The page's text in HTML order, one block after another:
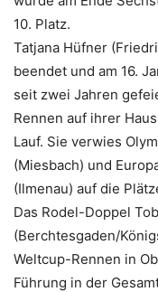
10. Platz.
Tatjana Hüfner
beendet und am 16.
seit zwei Jahren
Rennen auf ihrer
Lauf. Sie verwies
(Miesbach) und
(Ilmenau) auf die
Das Rodel-Doppel
(Berchtesgaden/
Weltcup-Rennen in
Führung in der